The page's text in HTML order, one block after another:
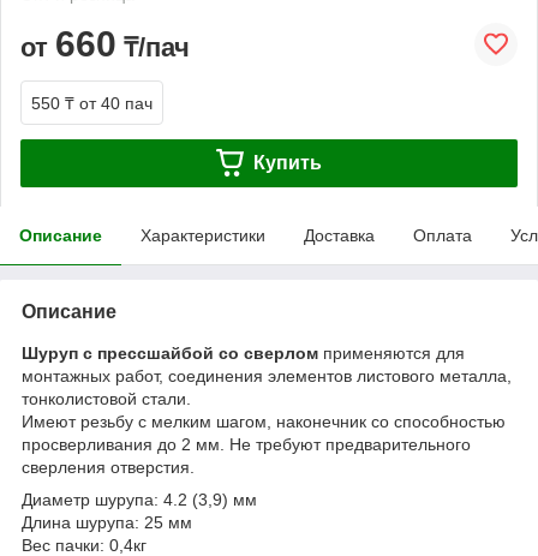
от 660 ₸/пач
550 ₸ от 40 пач
Купить
Описание Характеристики Доставка Оплата
Описание
Шуруп с прессшайбой со сверлом применяются для
монтажных работ, соединения элементов листового металла,
тонколистовой стали.
Имеют резьбу с мелким шагом, наконечник со способностью
просверливания до 2 мм. Не требуют предварительного
сверления отверстия.
Диаметр шурупа: 4.2 (3,9) мм
Длина шурупа: 25 мм
Вес пачки: 0,4кг